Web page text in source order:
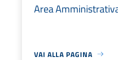
Area
VAI ALLA PAGINA